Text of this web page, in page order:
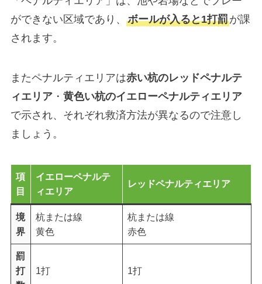
ができない区域であり、 ボールが入ると1打罰が課
されます。
またペナルティエリアは赤い杭のレッドペナルテ
ィエリア・ 黄色い杭のイエローペナルティエリア
で示され、それぞれ救済方法が異なるので注意し
ましょう。
項
目
イエローペナルテ
ィエリア
レッドペナルティエリア
境
界
杭または線
黄色
杭または線
赤色
罰
打
1打 1打